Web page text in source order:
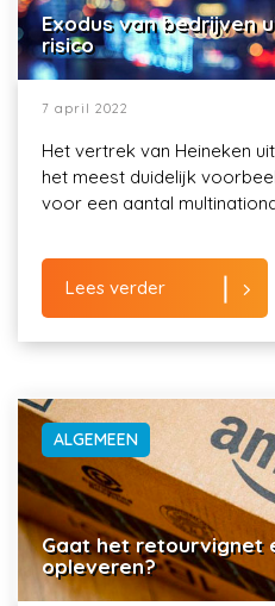
Exodus van bedrijven
risico
7 april 2022
Het vertrek van Heineken
het meest duidelijk
voor een aantal
Lees verder
ALGEMEEN
Gaat het retourvignet
opleveren?